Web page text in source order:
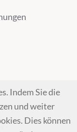
Indem Sie die
und weiter
Dies können